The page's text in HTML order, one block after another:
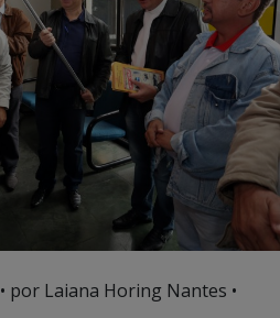
• por Laiana Horing Nantes •